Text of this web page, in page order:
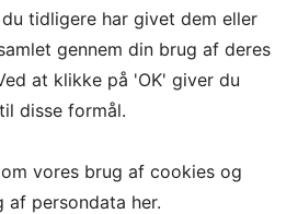
tidligere har givet dem eller
gennem din brug af deres
at klikke på 'OK' giver du
disse formål.
vores brug af cookies og
af persondata her.